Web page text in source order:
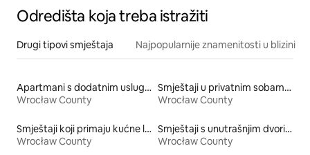
Odredišta koja treba istražiti
Drugi tipovi smještaja Najpopularnije znamenitosti u blizini
Apartmani s dodatnim uslugama
Wrocław County
Smještaji u privatnim sobama s kupatilom
Wrocław County
Smještaji koji primaju kućne ljubimce
Wrocław County
Smještaji s unutrašnjim dvorištem
Wrocław County